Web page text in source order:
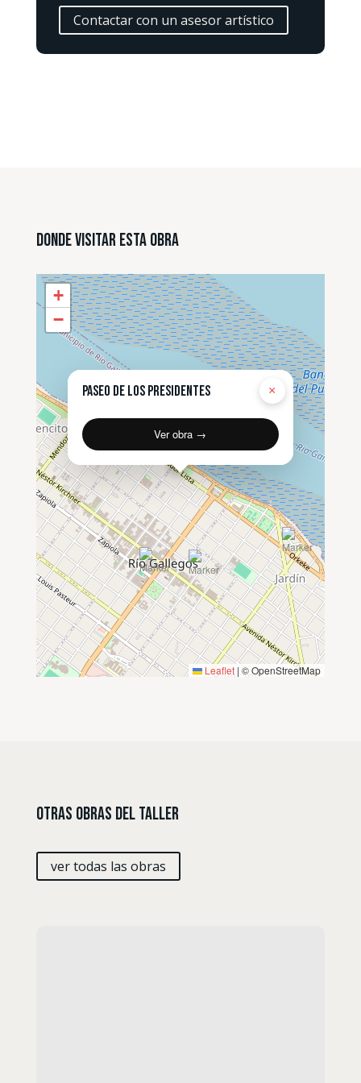
Contactar con un asesor artístico
Donde Visitar esta Obra
Paseo de los Presidentes
Ver obra →
×
+
−
Leaflet | © OpenStreetMap
Otras Obras del Taller
ver todas las obras